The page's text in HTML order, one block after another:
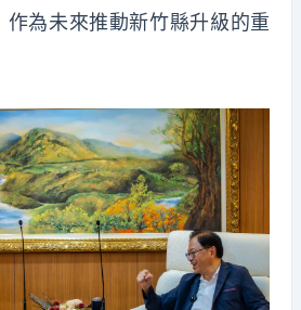
作為未來推動新竹縣升級的重